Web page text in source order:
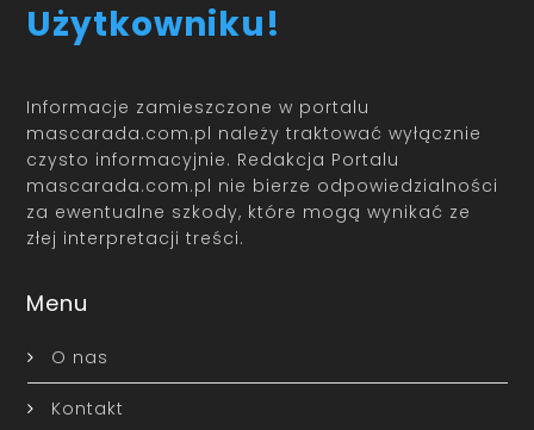
Użytkowniku!
Informacje zamieszczone w portalu
mascarada.com.pl należy traktować wyłącznie
czysto informacyjnie. Redakcja Portalu
mascarada.com.pl nie bierze odpowiedzialności
za ewentualne szkody, które mogą wynikać ze
złej interpretacji treści.
Menu
O nas
Kontakt